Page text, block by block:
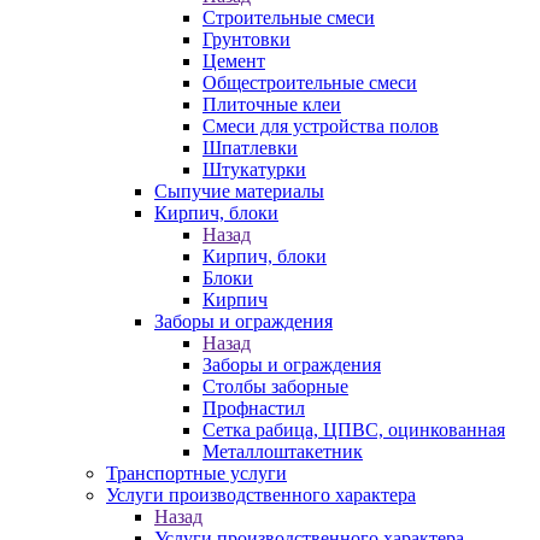
Строительные смеси
Грунтовки
Цемент
Общестроительные смеси
Плиточные клеи
Смеси для устройства полов
Шпатлевки
Штукатурки
Сыпучие материалы
Кирпич, блоки
Назад
Кирпич, блоки
Блоки
Кирпич
Заборы и ограждения
Назад
Заборы и ограждения
Столбы заборные
Профнастил
Сетка рабица, ЦПВС, оцинкованная
Металлоштакетник
Транспортные услуги
Услуги производственного характера
Назад